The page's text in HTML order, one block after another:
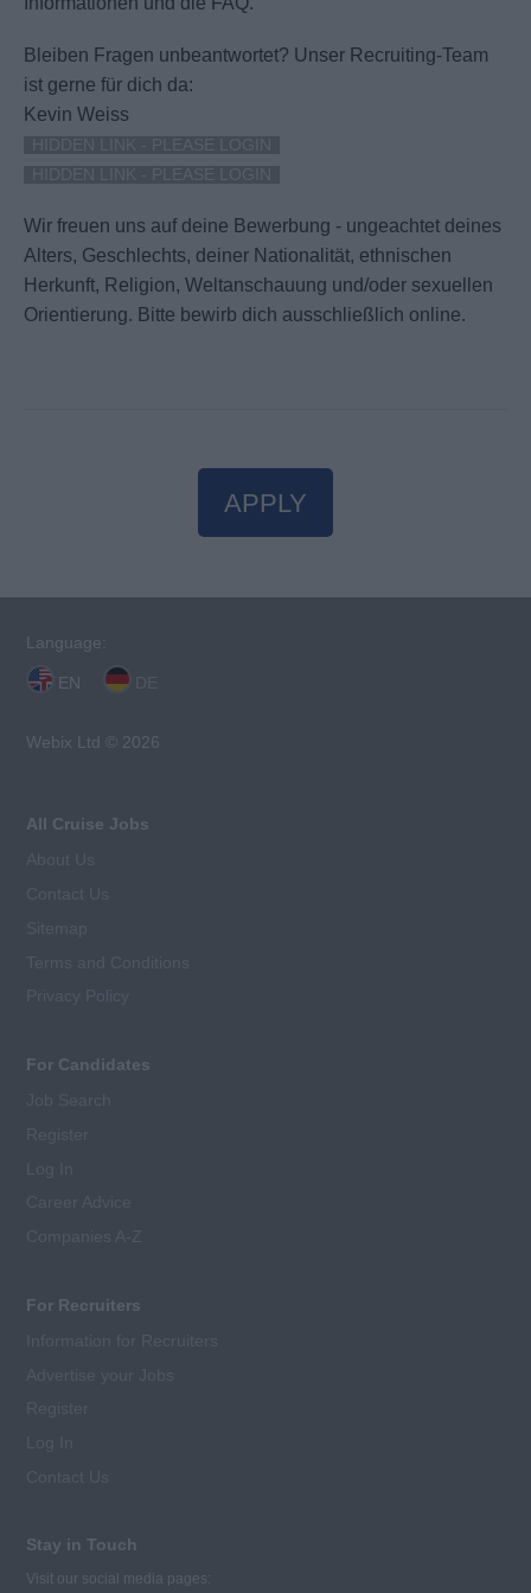
Bleiben Fragen unbeantwortet? Unser Recruiting-Team
ist gerne für dich da:
Kevin Weiss
Wir freuen uns auf deine Bewerbung - ungeachtet deines
Alters, Geschlechts, deiner Nationalität, ethnischen
Herkunft, Religion, Weltanschauung und/oder sexuellen
Orientierung. Bitte bewirb dich ausschließlich online.
APPLY
Language:
EN
Webix Ltd © 2026
All Cruise Jobs
For Candidates
For Recruiters
Stay in Touch
Visit our social media pages: